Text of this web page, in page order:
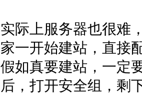
实际上服务器也很难
家一开始建站，直接
假如真要建站，一定
后，打开安全组，剩